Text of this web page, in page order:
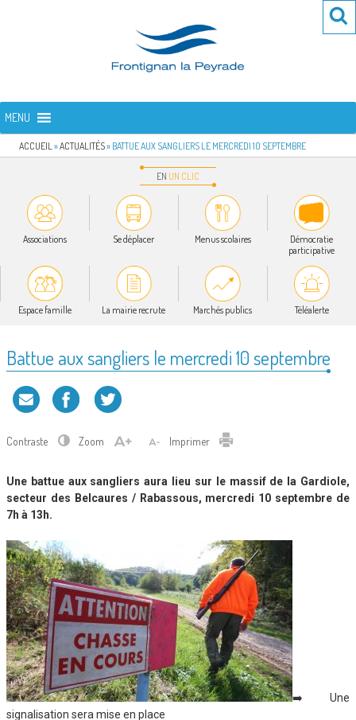
FRONTIGNAN LA PEYRADE
MENU
ACCUEIL »ACTUALITÉS» BATTUE AUX SANGLIERS LE MERCREDI 10 SEPTEMBRE
EN UN CLIC
Associations Se déplacer Menus scolaires
Démocratie
participative
Espace famille La mairie recrute Marchés publics Téléalerte
Battue aux sangliers le mercredi 10 septembre
Contraste Zoom Imprimer
Une battue aux sangliers aura lieu sur le massif de la Gardiole,
secteur des Belcaures / Rabassous, mercredi 10 septembre de
7h à 13h.
➡️ Une
signalisation sera mise en place